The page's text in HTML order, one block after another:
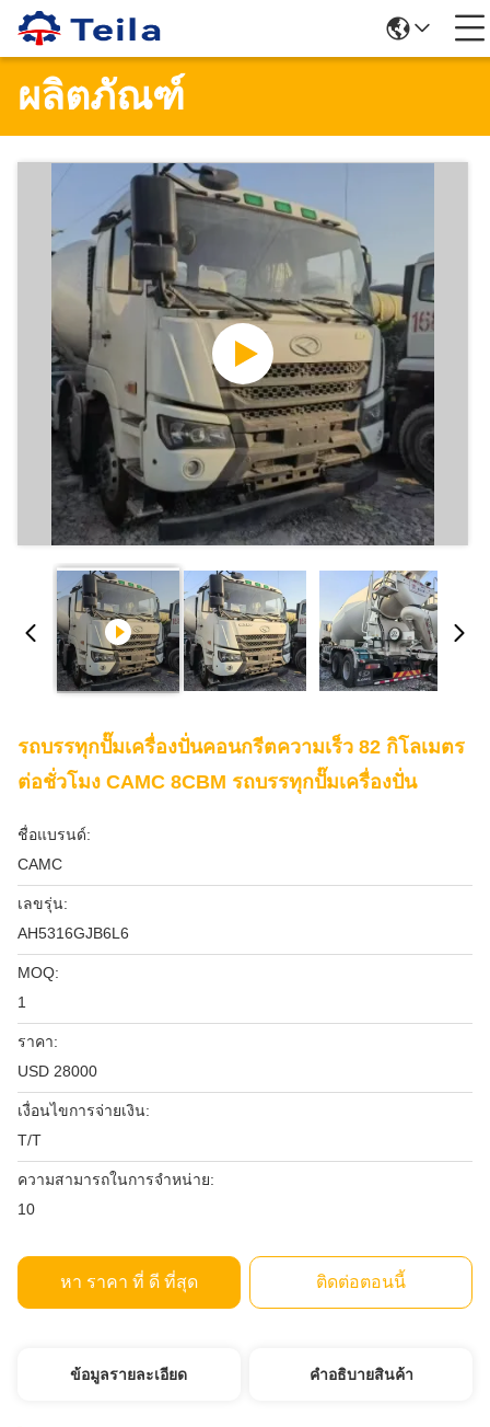
ผลิตภัณฑ์
รถบรรทุกปั๊มเครื่องปั่นคอนกรีตความเร็ว 82 กิโลเมตร
ต่อชั่วโมง CAMC 8CBM รถบรรทุกปั๊มเครื่องปั่น
ชื่อแบรนด์:
CAMC
เลขรุ่น:
AH5316GJB6L6
MOQ:
1
ราคา:
USD 28000
เงื่อนไขการจ่ายเงิน:
T/T
ความสามารถในการจําหน่าย:
10
หา ราคา ที่ ดี ที่สุด ติดต่อตอนนี้
ข้อมูลรายละเอียด คําอธิบายสินค้า